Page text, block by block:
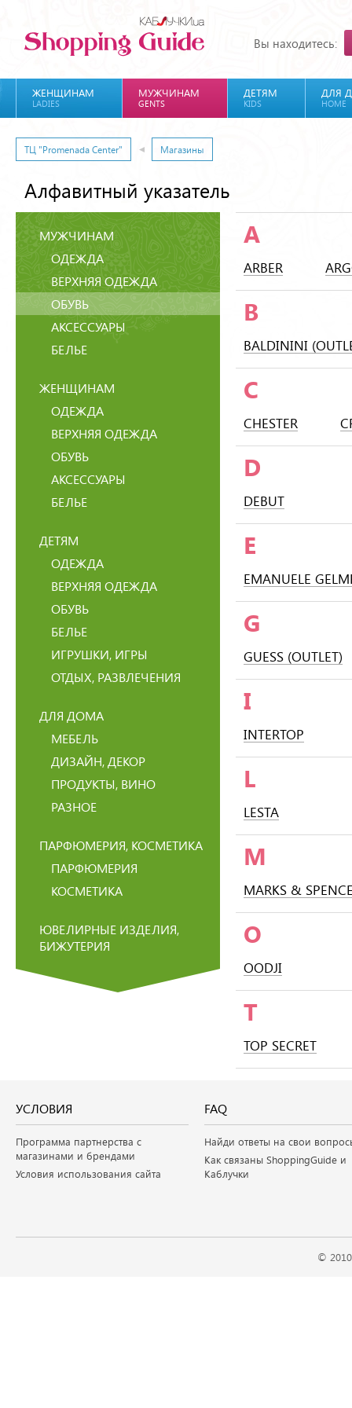
Вы находитесь:
ЖЕНЩИНАМ
LADIES
МУЖЧИНАМ
GENTS
ДЕТЯМ
KIDS
ДЛЯ
HOME
ТЦ "Promenada Center" Магазины
Алфавитный указатель
МУЖЧИНАМ
ОДЕЖДА
ВЕРХНЯЯ ОДЕЖДА
ОБУВЬ
АКСЕССУАРЫ
БЕЛЬЕ
ЖЕНЩИНАМ
ОДЕЖДА
ВЕРХНЯЯ ОДЕЖДА
ОБУВЬ
АКСЕССУАРЫ
БЕЛЬЕ
ДЕТЯМ
ОДЕЖДА
ВЕРХНЯЯ ОДЕЖДА
ОБУВЬ
БЕЛЬЕ
ИГРУШКИ, ИГРЫ
ОТДЫХ, РАЗВЛЕЧЕНИЯ
ДЛЯ ДОМА
МЕБЕЛЬ
ДИЗАЙН, ДЕКОР
ПРОДУКТЫ, ВИНО
РАЗНОЕ
ПАРФЮМЕРИЯ, КОСМЕТИКА
ПАРФЮМЕРИЯ
КОСМЕТИКА
ЮВЕЛИРНЫЕ ИЗДЕЛИЯ,
БИЖУТЕРИЯ
A
ARBER
B
BALDININI
C
CHESTER
D
DEBUT
E
EMANUELE
G
GUESS (OUTLET)
I
INTERTOP
L
LESTA
M
MARKS &
O
OODJI
T
TOP SECRET
УСЛОВИЯ
Программа партнерства с
магазинами и брендами
Условия использования сайта
FAQ
Найди ответы на свои
Как связаны ShoppingGuide и
Каблучки
©